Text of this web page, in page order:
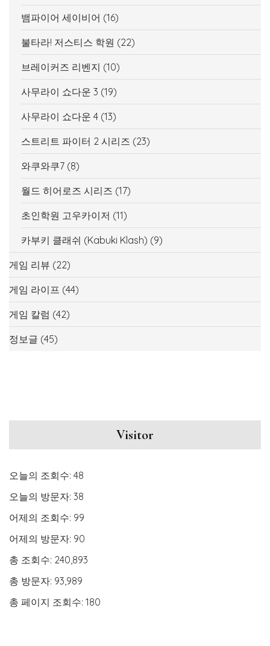
뱀파이어 세이비어 (16)
불타라! 저스티스 학원 (22)
브레이커즈 리벤지 (10)
사무라이 쇼다운 3 (19)
사무라이 쇼다운 4 (13)
스트리트 파이터 2 시리즈 (23)
와쿠와쿠7 (8)
월드 히어로즈 시리즈 (17)
초인학원 고우카이저 (11)
카부키 클래쉬 (Kabuki Klash) (9)
게임 리뷰 (22)
게임 라이프 (44)
게임 칼럼 (42)
정보글 (45)
Visitor
오늘의 조회수: 48
오늘의 방문자: 38
어제의 조회수: 99
어제의 방문자: 90
총 조회수: 240,893
총 방문자: 93,989
총 페이지 조회수: 180